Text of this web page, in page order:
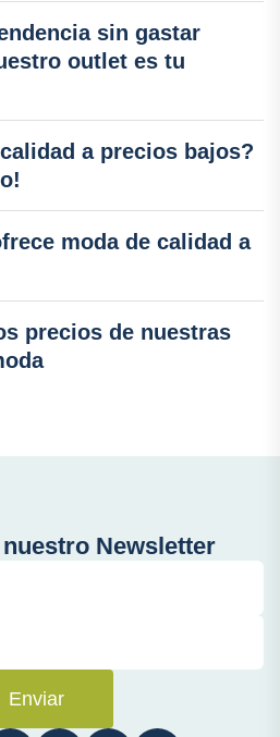
sin gastar
outlet es tu
a precios bajos?
moda de calidad a
precios de nuestras
Newsletter
Enviar